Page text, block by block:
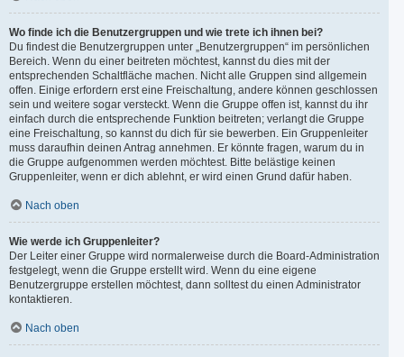
Wo finde ich die Benutzergruppen und wie trete ich ihnen bei?
Du findest die Benutzergruppen unter „Benutzergruppen“ im persönlichen
Bereich. Wenn du einer beitreten möchtest, kannst du dies mit der
entsprechenden Schaltfläche machen. Nicht alle Gruppen sind allgemein
offen. Einige erfordern erst eine Freischaltung, andere können geschlossen
sein und weitere sogar versteckt. Wenn die Gruppe offen ist, kannst du ihr
einfach durch die entsprechende Funktion beitreten; verlangt die Gruppe
eine Freischaltung, so kannst du dich für sie bewerben. Ein Gruppenleiter
muss daraufhin deinen Antrag annehmen. Er könnte fragen, warum du in
die Gruppe aufgenommen werden möchtest. Bitte belästige keinen
Gruppenleiter, wenn er dich ablehnt, er wird einen Grund dafür haben.
Nach oben
Wie werde ich Gruppenleiter?
Der Leiter einer Gruppe wird normalerweise durch die Board-Administration
festgelegt, wenn die Gruppe erstellt wird. Wenn du eine eigene
Benutzergruppe erstellen möchtest, dann solltest du einen Administrator
kontaktieren.
Nach oben